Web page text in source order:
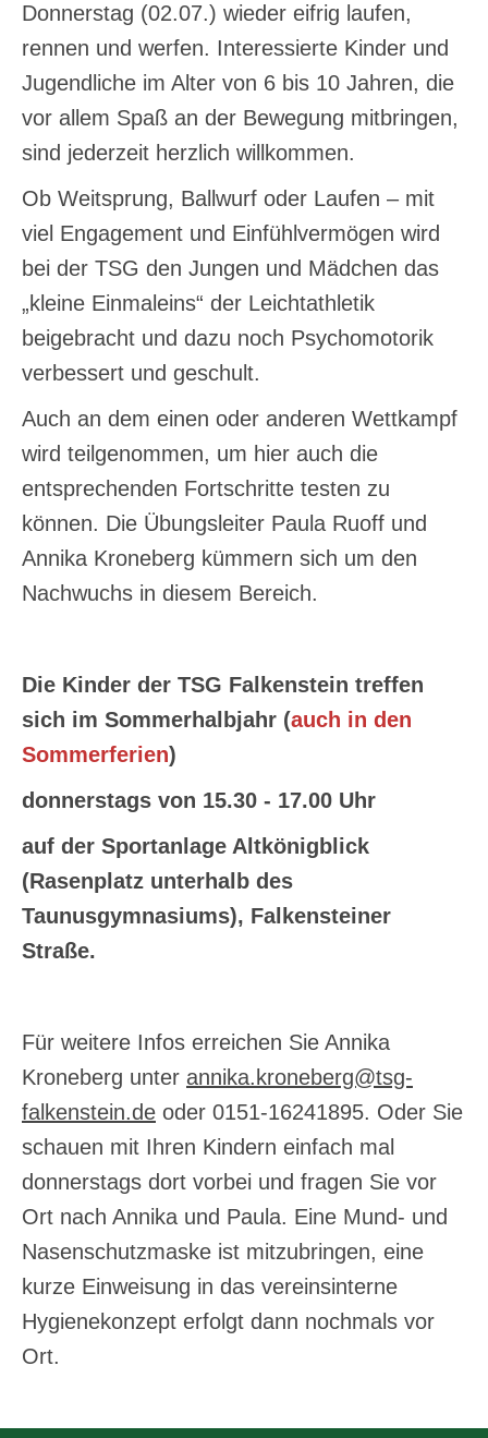
Donnerstag (02.07.) wieder eifrig laufen,
rennen und werfen. Interessierte Kinder und
Jugendliche im Alter von 6 bis 10 Jahren, die
vor allem Spaß an der Bewegung mitbringen,
sind jederzeit herzlich willkommen.
Ob Weitsprung, Ballwurf oder Laufen – mit
viel Engagement und Einfühlvermögen wird
bei der TSG den Jungen und Mädchen das
„kleine Einmaleins“ der Leichtathletik
beigebracht und dazu noch Psychomotorik
verbessert und geschult.
Auch an dem einen oder anderen Wettkampf
wird teilgenommen, um hier auch die
entsprechenden Fortschritte testen zu
können. Die Übungsleiter Paula Ruoff und
Annika Kroneberg kümmern sich um den
Nachwuchs in diesem Bereich.
Die Kinder der TSG Falkenstein treffen
sich im Sommerhalbjahr (auch in den
Sommerferien)
donnerstags von 15.30 - 17.00 Uhr
auf der Sportanlage Altkönigblick
(Rasenplatz unterhalb des
Taunusgymnasiums), Falkensteiner
Straße.
Für weitere Infos erreichen Sie Annika
Kroneberg unter annika.kroneberg@tsg-
falkenstein.de oder 0151-16241895. Oder Sie
schauen mit Ihren Kindern einfach mal
donnerstags dort vorbei und fragen Sie vor
Ort nach Annika und Paula. Eine Mund- und
Nasenschutzmaske ist mitzubringen, eine
kurze Einweisung in das vereinsinterne
Hygienekonzept erfolgt dann nochmals vor
Ort.